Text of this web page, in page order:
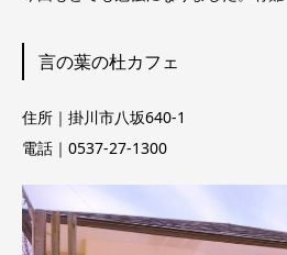
言の葉の杜カフェ
住所｜掛川市八坂640-1
電話｜0537-27-1300